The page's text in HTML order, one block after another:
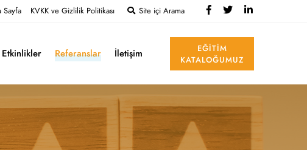
Sayfa KVKK ve Gizlilik Politikası Site içi Arama
Etkinlikler Referanslar İletişim
EĞITIM
KATALOĞUMUZ